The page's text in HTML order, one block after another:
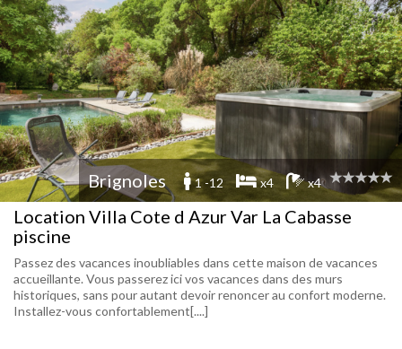
Brignoles 1 -12 x4 x4
Location Villa Cote d Azur Var La Cabasse
piscine
Passez des vacances inoubliables dans cette maison de vacances
accueillante. Vous passerez ici vos vacances dans des murs
historiques, sans pour autant devoir renoncer au confort moderne.
Installez-vous confortablement[....]